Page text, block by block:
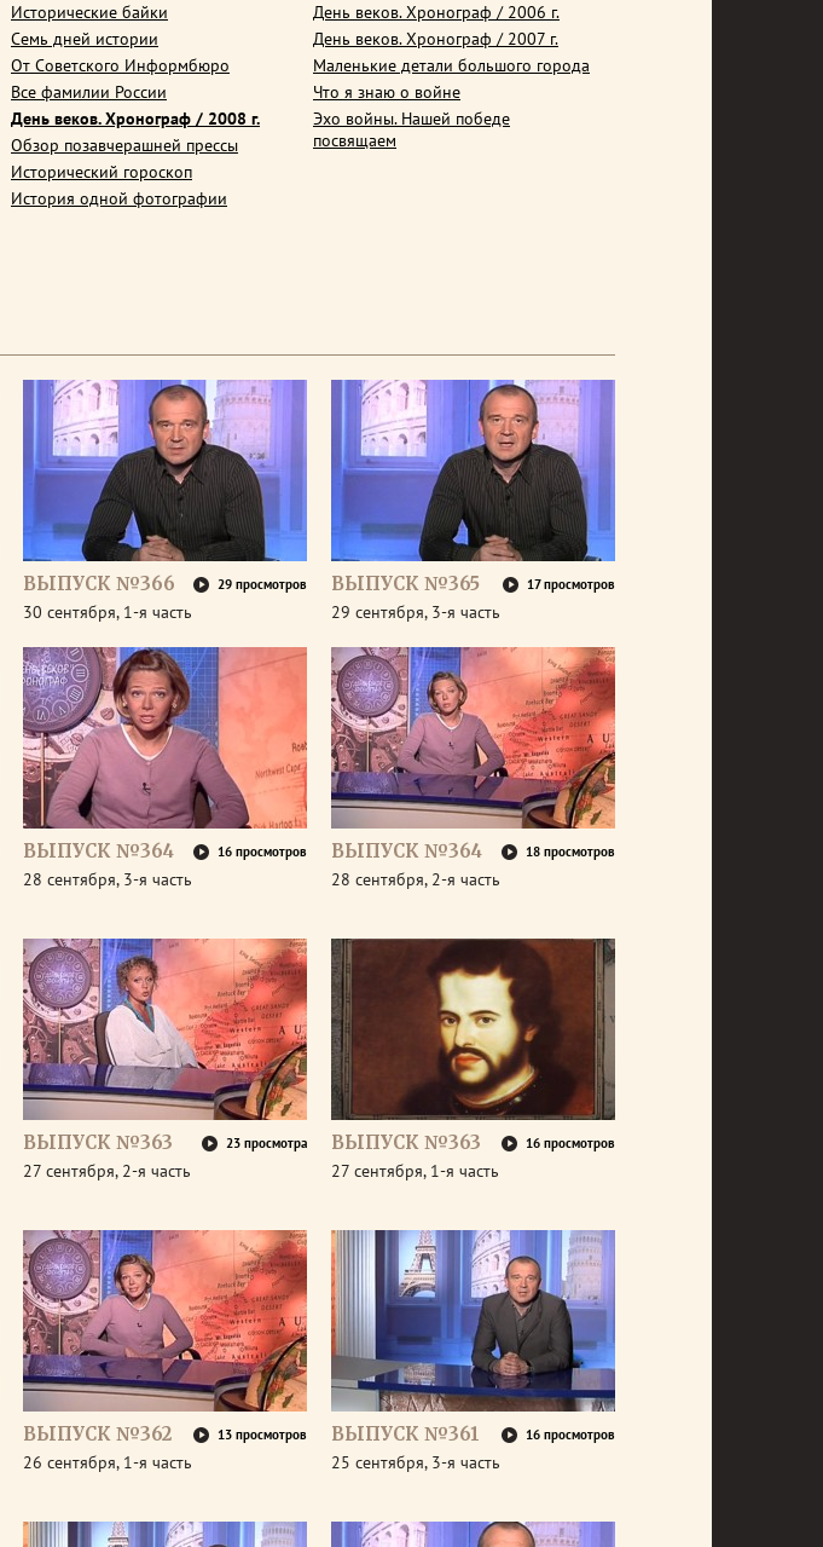
Исторические байки
Семь дней истории
От Советского Информбюро
Все фамилии России
День веков. Хронограф / 2008 г.
Обзор позавчерашней прессы
Исторический гороскоп
История одной фотографии
День веков. Хронограф / 2006 г.
День веков. Хронограф / 2007 г.
Маленькие детали большого города
Что я знаю о войне
Эхо войны. Нашей победе
посвящаем
ВЫПУСК №366 29 просмотров
30 сентября, 1-я часть
ВЫПУСК №365 17 просмотров
29 сентября, 3-я часть
ВЫПУСК №364 16 просмотров
28 сентября, 3-я часть
ВЫПУСК №364 18 просмотров
28 сентября, 2-я часть
ВЫПУСК №363 23 просмотра
27 сентября, 2-я часть
ВЫПУСК №363 16 просмотров
27 сентября, 1-я часть
ВЫПУСК №362 13 просмотров
26 сентября, 1-я часть
ВЫПУСК №361 16 просмотров
25 сентября, 3-я часть